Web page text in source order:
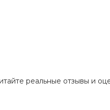
+7
реальные отзывы и